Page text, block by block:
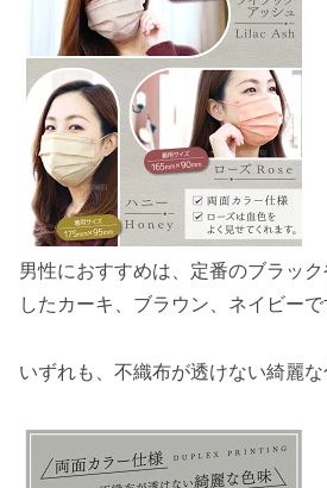
男性におすすめは、定番のブラッ
したカーキ、ブラウン、ネイビーで
いずれも、不織布が透けない綺麗な